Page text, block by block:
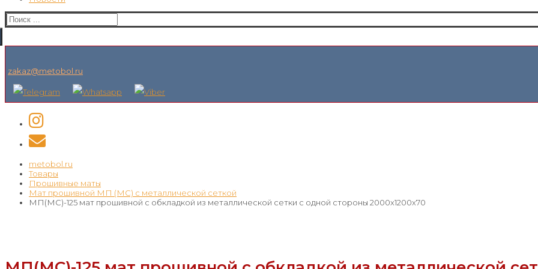
Искать:
zakaz@metobol.ru
metobol.ru
Товары
Прошивные маты
Мат прошивной МП (МС) с металлической сеткой
МП(МС)-125 мат прошивной с обкладкой из металлической сетки с одной стороны 2000x1200x70